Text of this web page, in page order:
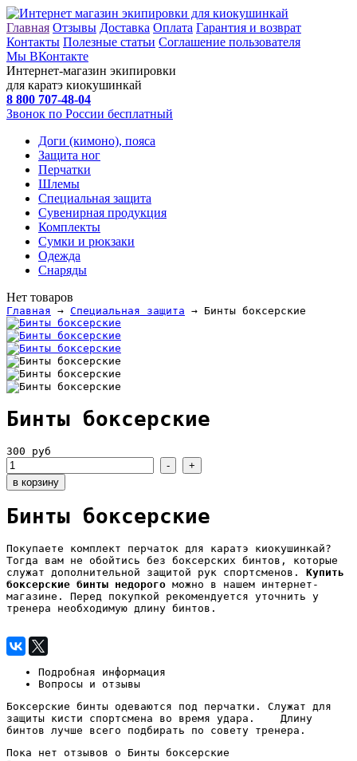
Главная Отзывы Доставка Оплата Гарантия и возврат
Контакты Полезные статьи Соглашение пользователя
Мы ВКонтакте
Интернет-магазин экипировки
для каратэ киокушинкай
8 800 707-48-04
Звонок по России бесплатный
Доги (кимоно), пояса
Защита ног
Перчатки
Шлемы
Специальная защита
Сувенирная продукция
Комплекты
Сумки и рюкзаки
Одежда
Снаряды
Нет товаров
Главная → Специальная защита → Бинты боксерские
Бинты боксерские
300 руб
Бинты боксерские
Покупаете комплект перчаток для каратэ киокушинкай?
Тогда вам не обойтись без боксерских бинтов, которые
служат дополнительной защитой рук спортсменов. Купить
боксерские бинты недорого можно в нашем интернет-
магазине. Перед покупкой рекомендуется уточнить у
тренера необходимую длину бинтов.
Подробная информация
Вопросы и отзывы
Боксерские бинты одеваются под перчатки. Служат для
защиты кисти спортсмена во время удара. Длину
бинтов лучше всего подбирать по совету тренера.
Пока нет отзывов о Бинты боксерские